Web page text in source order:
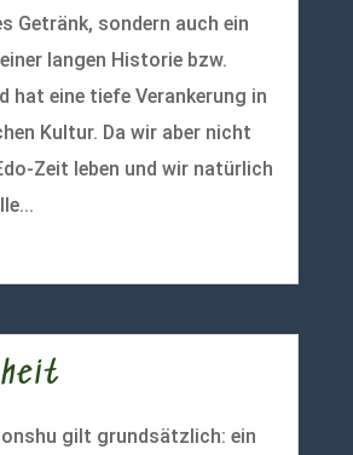
Getränk, sondern auch ein
langen Historie bzw.
hat eine tiefe Verankerung in
Kultur. Da wir aber nicht
Zeit leben und wir natürlich
gilt grundsätzlich: ein